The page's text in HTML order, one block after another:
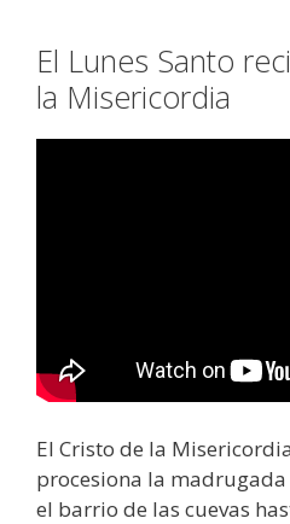
El Lunes Santo
la Misericordia
El Cristo de la
procesiona la madrugada
el barrio de las cuevas